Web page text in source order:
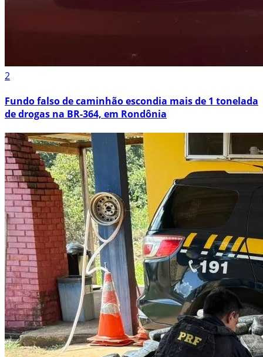
2
Fundo falso de caminhão escondia mais de 1 tonelada
de drogas na BR-364, em Rondônia